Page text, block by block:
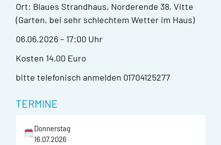
Ort: Blaues Strandhaus, Norderende 38, Vitte
(Garten, bei sehr schlechtem Wetter im Haus)
06.06.2026 – 17:00 Uhr
Kosten 14,00 Euro
bitte telefonisch anmelden 01704125277
TERMINE
Donnerstag
16.07.2026